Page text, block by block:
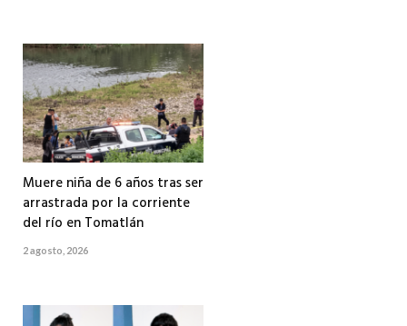
Muere niña de 6 años tras ser
arrastrada por la corriente
del río en Tomatlán
2 agosto, 2026